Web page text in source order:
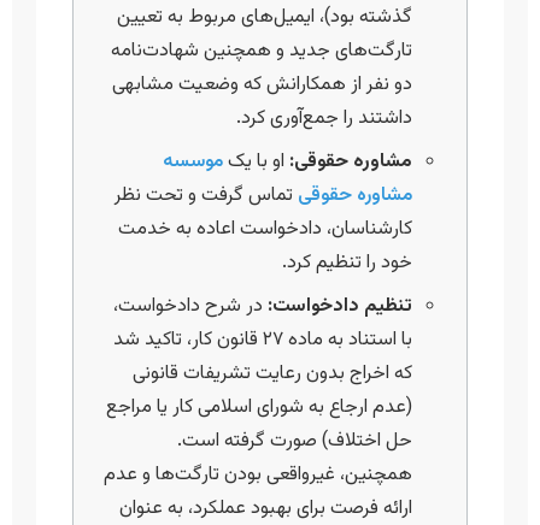
گذشته بود)، ایمیل‌های مربوط به تعیین
تارگت‌های جدید و همچنین شهادت‌نامه
دو نفر از همکارانش که وضعیت مشابهی
داشتند را جمع‌آوری کرد.
مشاوره حقوقی: او با یکموسسه
مشاوره حقوقی تماس گرفت و تحت نظر
کارشناسان، دادخواست اعاده به خدمت
خود را تنظیم کرد.
تنظیم دادخواست: در شرح دادخواست،
با استناد به ماده ۲۷ قانون کار، تاکید شد
که اخراج بدون رعایت تشریفات قانونی
(عدم ارجاع به شورای اسلامی کار یا مراجع
حل اختلاف) صورت گرفته است.
همچنین، غیرواقعی بودن تارگت‌ها و عدم
ارائه فرصت برای بهبود عملکرد، به عنوان